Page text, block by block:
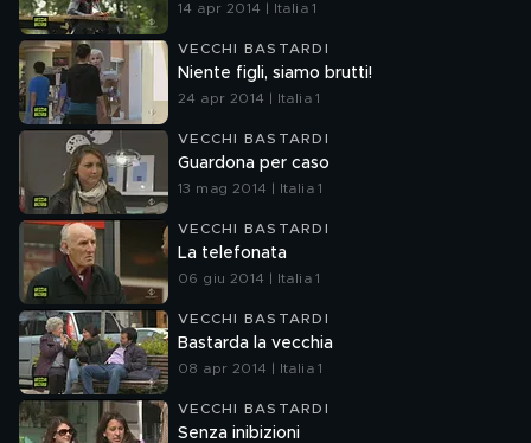
14 apr 2014 | Italia 1
VECCHI BASTARDI
Niente figli, siamo brutti!
24 apr 2014 | Italia 1
VECCHI BASTARDI
Guardona per caso
13 mag 2014 | Italia 1
VECCHI BASTARDI
La telefonata
06 giu 2014 | Italia 1
VECCHI BASTARDI
Bastarda la vecchia
08 apr 2014 | Italia 1
VECCHI BASTARDI
Senza inibizioni